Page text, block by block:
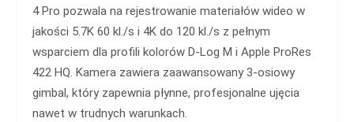
4 Pro pozwala na rejestrowanie materiałów wideo w
jakości 5.7K 60 kl./s i 4K do 120 kl./s z pełnym
wsparciem dla profili kolorów D-Log M i Apple ProRes
422 HQ. Kamera zawiera zaawansowany 3-osiowy
gimbal, który zapewnia płynne, profesjonalne ujęcia
nawet w trudnych warunkach.